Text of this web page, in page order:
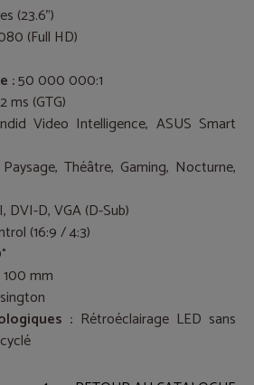
(23.6")
(Full HD)
:50 000 000:1
2 ms (GTG)
Video Intelligence, ASUS Smart
Paysage, Théâtre, Gaming, Nocturne,
DVI-D, VGA (D-Sub)
(16:9 / 4:3)
mm
: Rétroéclairage LED sans